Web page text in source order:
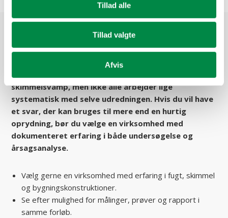
Tillad alle
Tillad valgte
Afvis
Hvilke firmaer i Jylland tilbyder
skimmelsvamp udredning?
Flere firmaer i Jylland tilbyder hjælp ved
skimmelsvamp, men ikke alle arbejder lige
systematisk med selve udredningen. Hvis du vil have
et svar, der kan bruges til mere end en hurtig
oprydning, bør du vælge en virksomhed med
dokumenteret erfaring i både undersøgelse og
årsagsanalyse.
Vælg gerne en virksomhed med erfaring i fugt, skimmel
og bygningskonstruktioner.
Se efter mulighed for målinger, prøver og rapport i
samme forløb.